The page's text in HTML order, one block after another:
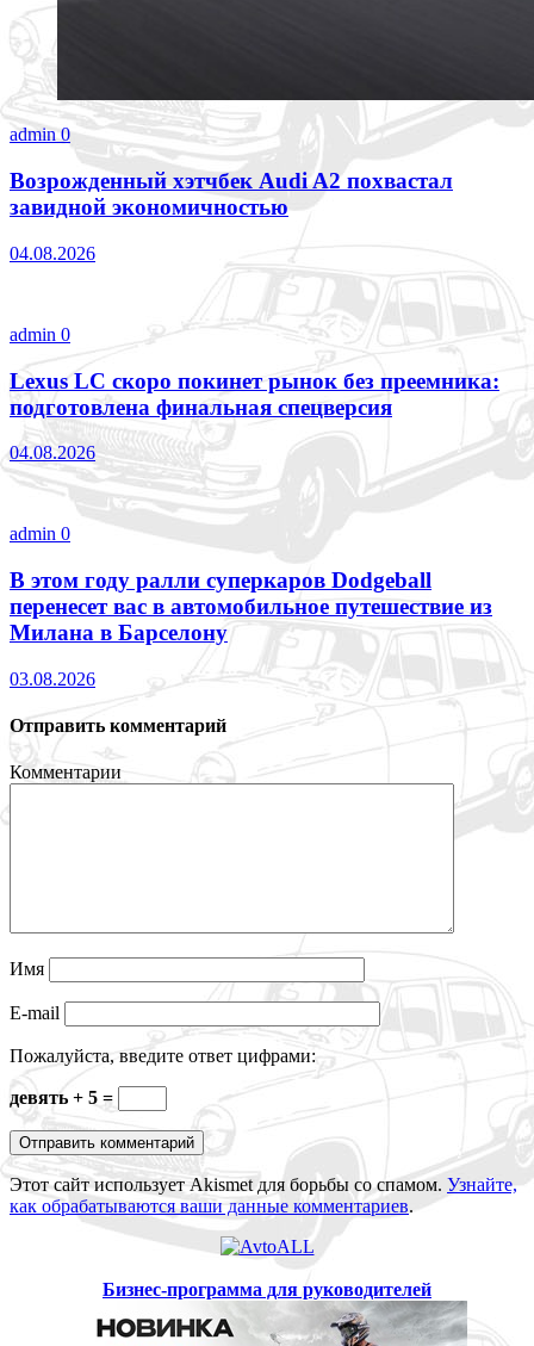
admin0
Возрожденный хэтчбек Audi A2 похвастал
завидной экономичностью
04.08.2026
admin 0
Lexus LC скоро покинет рынок без преемника:
подготовлена финальная спецверсия
04.08.2026
admin 0
В этом году ралли суперкаров Dodgeball
перенесет вас в автомобильное путешествие из
Милана в Барселону
03.08.2026
Отправить комментарий
Комментарии
Имя
E-mail
Пожалуйста, введите ответ цифрами:
девять + 5 =
Этот сайт использует Akismet для борьбы со спамом. Узнайте,
как обрабатываются ваши данные комментариев.
Бизнес-программа для руководителей